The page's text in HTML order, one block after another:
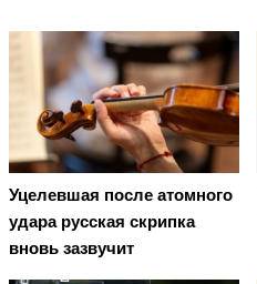
Уцелевшая после атомного
удара русская скрипка
вновь зазвучит